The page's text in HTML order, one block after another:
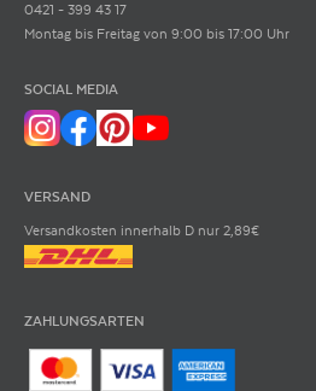
0421 - 399 43 17
Montag bis Freitag von 9:00 bis 17:00 Uhr
SOCIAL MEDIA
VERSAND
Versandkosten innerhalb D nur 2,89€
ZAHLUNGSARTEN